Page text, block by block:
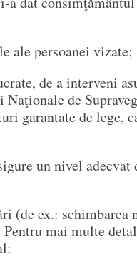
ale persoanei vizate;
de a interveni
de
garantate de lege,
un nivel adecvat
(de ex.: schimbarea
Pentru mai multe